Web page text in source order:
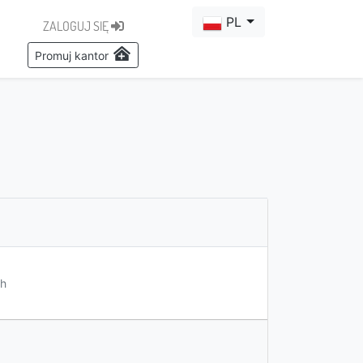
ZALOGUJ SIĘ
Promuj kantor
PL